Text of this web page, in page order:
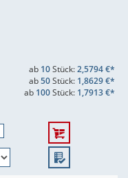
ab 10Stück:2,5794 €*
ab50Stück: 1,8629 €*
ab 100Stück: 1,7913 €*